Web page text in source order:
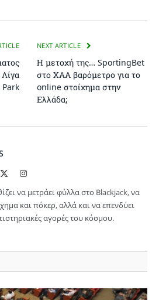
NEXT ARTICLE
Η μετοχή της… SportingBet
στο ΧΑΑ βαρόμετρο για το
online στοίχημα στην
Ελλάδα;
Instagram
να μετράει φύλλα στο Blackjack, να
και πόκερ, αλλά και να επενδύει
αγορές του κόσμου.